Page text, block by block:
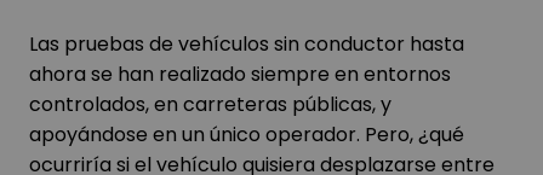
Las pruebas de vehículos sin conductor hasta
ahora se han realizado siempre en entornos
controlados, en carreteras públicas, y
apoyándose en un único operador. Pero, ¿qué
ocurriría si el vehículo quisiera desplazarse entre